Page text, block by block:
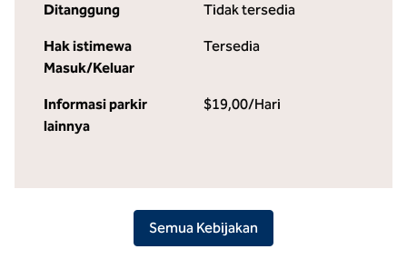
Ditanggung Tidak tersedia
Hak istimewa
Masuk/Keluar
Tersedia
Informasi parkir
lainnya
$19,00/Hari
Semua Kebijakan